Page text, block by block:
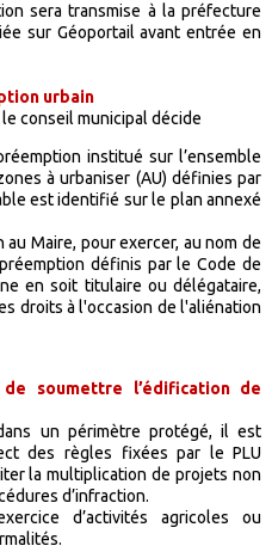
sera transmise à la préfecture
sur Géoportail avant entrée en
urbain
le conseil municipal décide
institué sur l’ensemble
à urbaniser (AU) définies par
est identifié sur le plan annexé
Maire, pour exercer, au nom de
définis par le Code de
en soit titulaire ou délégataire,
droits à l'occasion de l'aliénation
soumettre l’édification de
un périmètre protégé, il est
des règles fixées par le PLU
la multiplication de projets non
d’infraction.
d’activités agricoles ou